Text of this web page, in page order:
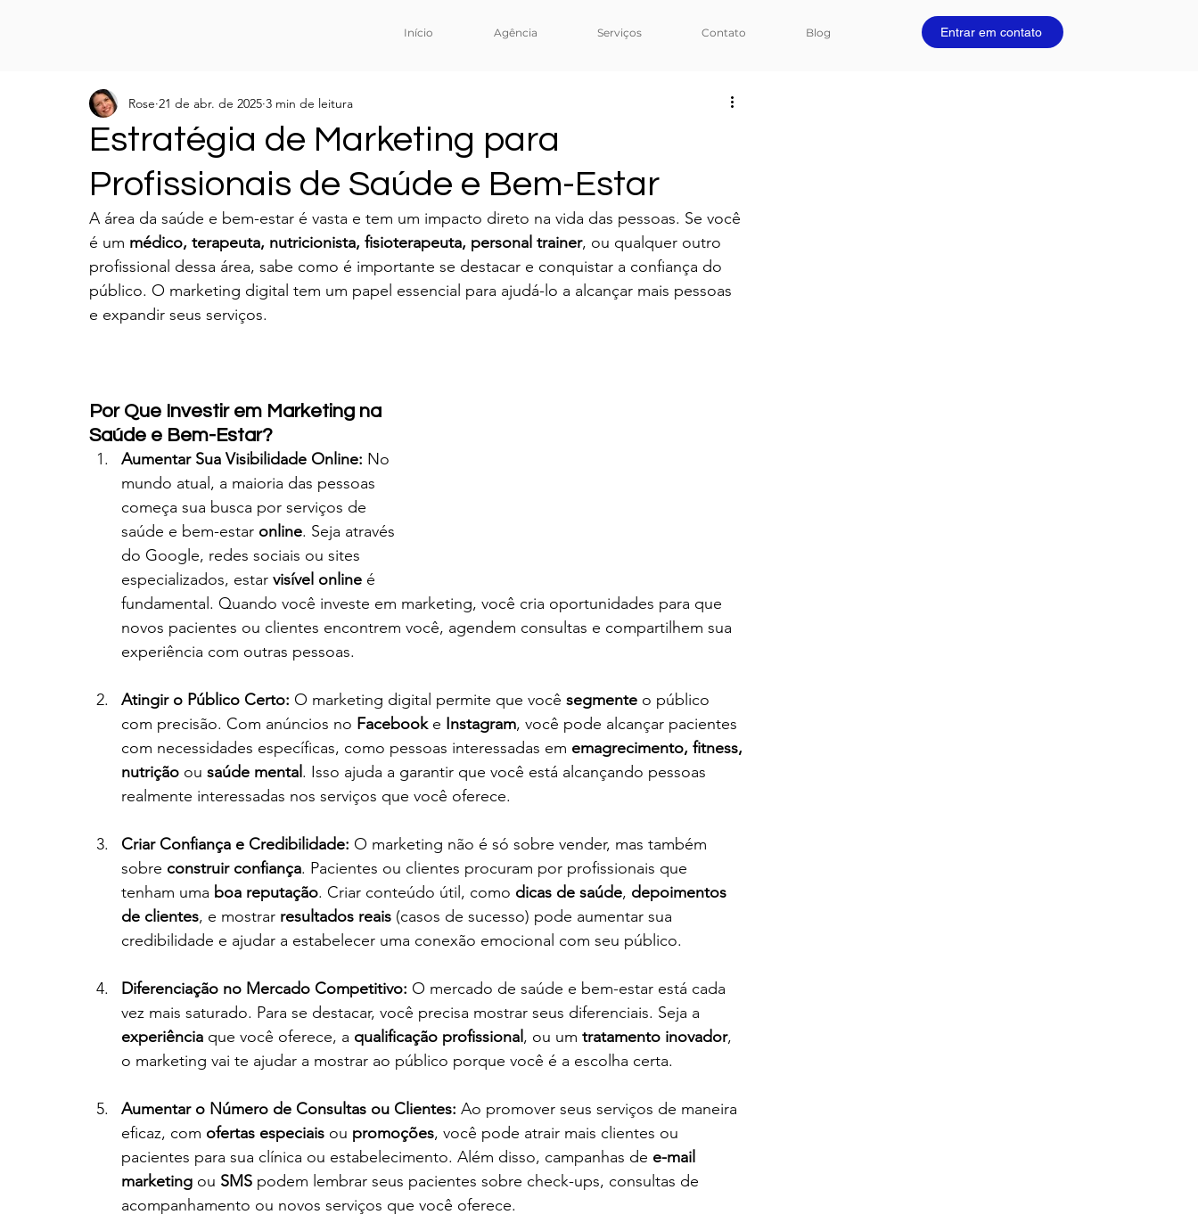
Início Agência Serviços Contato Blog Entrar em contato
Estratégia de Marketing para
Profissionais de Saúde e Bem-Estar
Rose 21 de abr. de 2025 3 min de leitura
A área da saúde e bem-estar é vasta e tem um impacto direto na vida das pessoas. Se você
é um médico, terapeuta, nutricionista, fisioterapeuta, personal trainer, ou qualquer outro
profissional dessa área, sabe como é importante se destacar e conquistar a confiança do
público. O marketing digital tem um papel essencial para ajudá-lo a alcançar mais pessoas
e expandir seus serviços.
Por Que Investir em Marketing na
Saúde e Bem-Estar?
Aumentar Sua Visibilidade Online: No
mundo atual, a maioria das pessoas
começa sua busca por serviços de
saúde e bem-estar online. Seja através
do Google, redes sociais ou sites
especializados, estar visível online é
fundamental. Quando você investe em marketing, você cria oportunidades para que
novos pacientes ou clientes encontrem você, agendem consultas e compartilhem sua
experiência com outras pessoas.
Atingir o Público Certo: O marketing digital permite que você segmente o público
com precisão. Com anúncios no Facebook e Instagram, você pode alcançar pacientes
com necessidades específicas, como pessoas interessadas em emagrecimento, fitness,
nutrição ou saúde mental . Isso ajuda a garantir que você está alcançando pessoas
realmente interessadas nos serviços que você oferece.
Criar Confiança e Credibilidade: O marketing não é só sobre vender, mas também
sobre construir confiança. Pacientes ou clientes procuram por profissionais que
tenham uma boa reputação. Criar conteúdo útil, como dicas de saúde, depoimentos
de clientes, e mostrar resultados reais (casos de sucesso) pode aumentar sua
credibilidade e ajudar a estabelecer uma conexão emocional com seu público.
Diferenciação no Mercado Competitivo: O mercado de saúde e bem-estar está cada
vez mais saturado. Para se destacar, você precisa mostrar seus diferenciais. Seja a
experiência que você oferece, a qualificação profissional , ou um tratamento inovador,
o marketing vai te ajudar a mostrar ao público porque você é a escolha certa.
Aumentar o Número de Consultas ou Clientes: Ao promover seus serviços de maneira
eficaz, com ofertas especiais ou promoções, você pode atrair mais clientes ou
pacientes para sua clínica ou estabelecimento. Além disso, campanhas de e-mail
marketing ou SMS podem lembrar seus pacientes sobre check-ups, consultas de
acompanhamento ou novos serviços que você oferece.